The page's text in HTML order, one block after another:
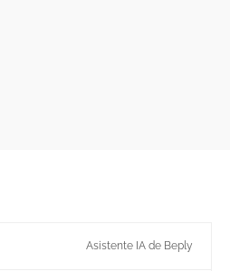
Asistente IA de Beply